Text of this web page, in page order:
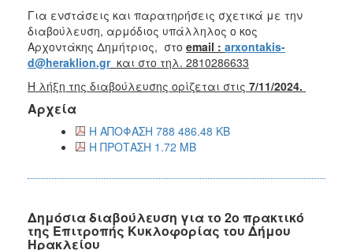
Για ενστάσεις και παρατηρήσεις σχετικά με την
διαβούλευση, αρμόδιος υπάλληλος ο κος
Αρχοντάκης Δημήτριος, στο email : arxontakis-
d@heraklion.gr και στο τηλ. 2810286633
Η λήξη της διαβούλευσης ορίζεται στις 7/11/2024.
Αρχεία
Η ΑΠΟΦΑΣΗ 788 486.48 KB
Η ΠΡΟΤΑΣΗ 1.72 MB
Δημόσια διαβούλευση για το 2ο πρακτικό
της Επιτροπής Κυκλοφορίας του Δήμου
Ηρακλείου